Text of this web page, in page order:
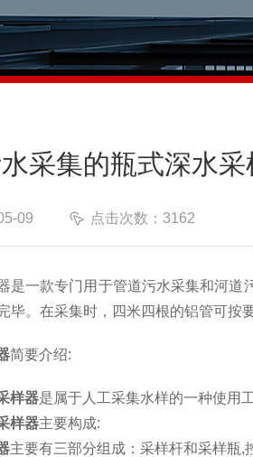
采集的瓶式深水
09 点击次数：3162
是一款专门用于管道污水采集和河道
毕。 在采集时 ， 四米 四根的铝管可按
简要介绍:
样器是属于人工采集水样的一种使用
样器主要构成:
主要有三部分组成：采样杆和采样瓶,